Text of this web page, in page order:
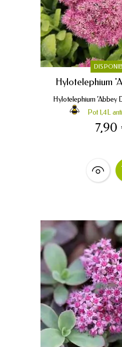
Hylotelephium
Hylotelephium ‘Abbey
Pot 1,4L
7,90